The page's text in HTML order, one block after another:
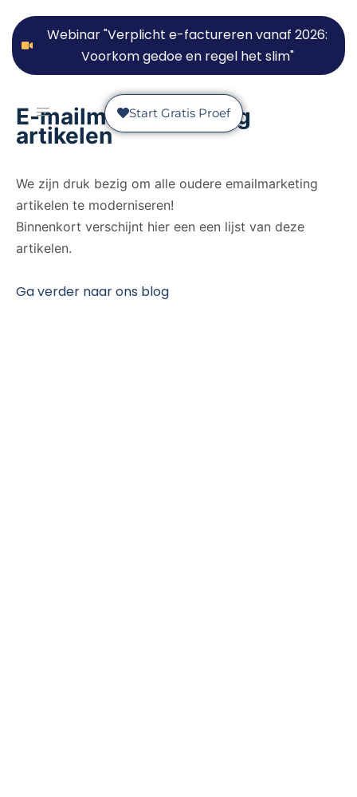
Webinar "Verplicht e-factureren vanaf 2026:
Voorkom gedoe en regel het slim"
Start Gratis Proef
E-mailmarketing blog
artikelen
We zijn druk bezig om alle oudere emailmarketing
artikelen te moderniseren!
Binnenkort verschijnt hier een een lijst van deze
artikelen.
Ga verder naar ons blog